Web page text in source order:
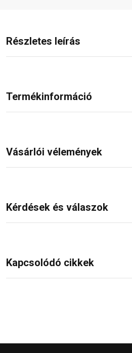
Részletes leírás
Termékinformáció
Vásárlói vélemények
Kérdések és válaszok
Kapcsolódó cikkek